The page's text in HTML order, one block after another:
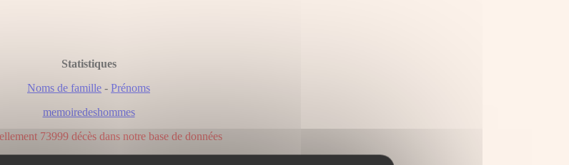
Statistiques
Noms de famille - Prénoms
memoiredeshommes
73999 décès dans notre base de données